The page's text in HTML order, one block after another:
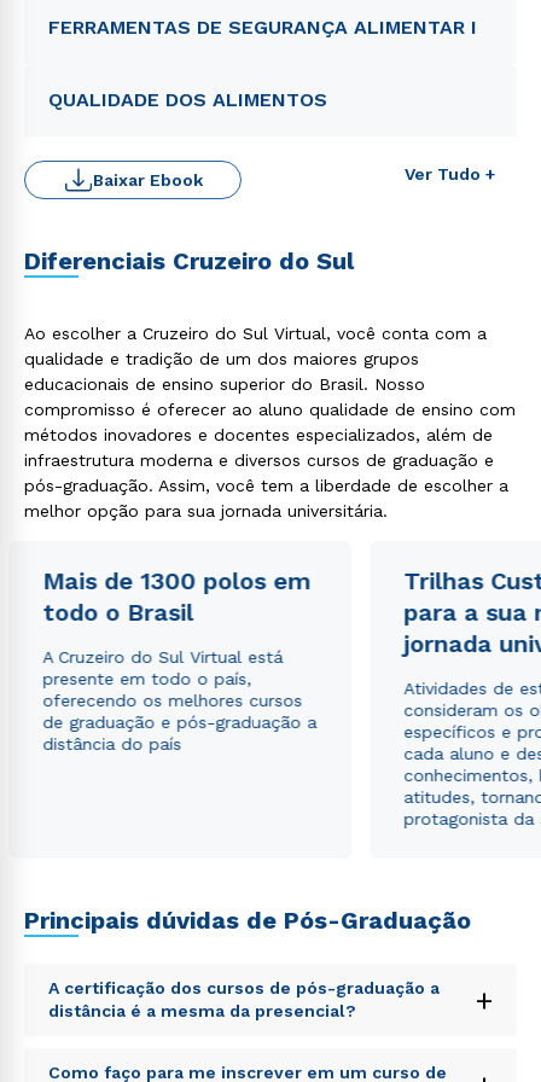
FERRAMENTAS DE SEGURANÇA ALIMENTAR I
QUALIDADE DOS ALIMENTOS
Ver Tudo +
Baixar Ebook
Diferenciais Cruzeiro do Sul
Ao escolher a Cruzeiro do Sul Virtual, você conta com a
qualidade e tradição de um dos maiores grupos
educacionais de ensino superior do Brasil. Nosso
compromisso é oferecer ao aluno qualidade de ensino com
métodos inovadores e docentes especializados, além de
infraestrutura moderna e diversos cursos de graduação e
pós-graduação. Assim, você tem a liberdade de escolher a
melhor opção para sua jornada universitária.
Mais de 1300 polos em
todo o Brasil
A Cruzeiro do Sul Virtual está
presente em todo o país,
oferecendo os melhores cursos
de graduação e pós-graduação a
distância do país
Trilhas
para a sua
jornada
Atividades de
consideram os
específicos e
cada aluno e
conhecimentos,
atitudes,
protagonista da
Principais dúvidas de Pós-Graduação
A certificação dos cursos de pós-graduação a
distância é a mesma da presencial?
+
Sed ut perspiciatis unde omnis iste natus error sit
Como faço para me inscrever em um curso de
Rápido e fácil
Estou de acordo com aPolítica de Privacidade.e
autorizo que meus dados sejam utilizados para o
envio de conteúdos da Cruzeiro do Sul.